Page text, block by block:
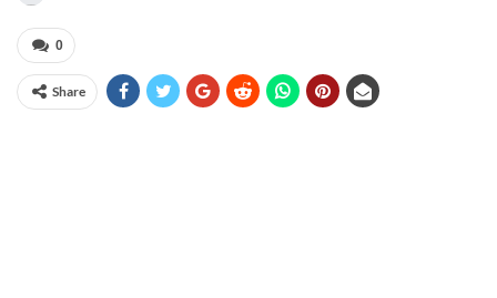
0
Share